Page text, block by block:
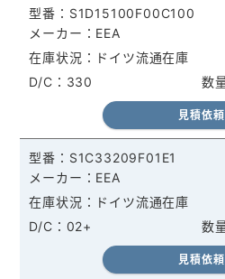
S1D15100F00C100
EEA
ドイツ流通在庫
330
見積依頼
S1C33209F01E1
EEA
ドイツ流通在庫
02+
見積依頼